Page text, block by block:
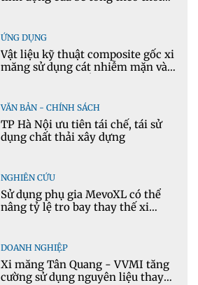
ỨNG DỤNG
Vật liệu kỹ thuật composite gốc xi
măng sử dụng cát nhiễm mặn và
VĂN BẢN - CHÍNH SÁCH
TP Hà Nội ưu tiên tái chế, tái sử
dụng chất thải xây dựng
NGHIÊN CỨU
Sử dụng phụ gia MevoXL có thể
nâng tỷ lệ tro bay thay thế xi
DOANH NGHIỆP
Xi măng Tân Quang - VVMI tăng
cường sử dụng nguyên liệu thay